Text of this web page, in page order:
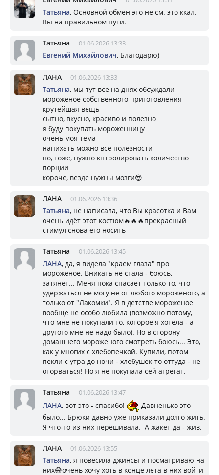
Татьяна, Основной обмен это не см. это ккал.
Вы на правильном пути.
Татьяна 01.06.2026 13:33
Евгений Михайлович, Благодарю)
ЛАНА 01.06.2026 13:33
Татьяна, мы тут все на днях обсуждали
мороженое собственного приготовления
крутейшая вещь
сытно, вкусно, красиво и полезно
я буду покупать мороженницу
очень моя тема
напихать можно все полезности
но, тоже, нужно кнтролировать количество
порции
короче, везде нужны мозги😎
ЛАНА 01.06.2026 13:36
Татьяна, не написала, что Вы красотка и Вам
очень идёт этот костюм🔥🔥🔥прекрасный
стимул снова его носить
Татьяна 01.06.2026 13:45
ЛАНА, да, я видела "краем глаза" про
мороженое. Вникать не стала - боюсь,
затянет... Меня пока спасает только то, что
удержаться не могу не от любого мороженого, а
только от "Лакомки". Я в детстве мороженое
вообще не особо любила (возможно потому,
что мне не покупали то, которое я хотела - а
другого мне не надо было). Но в сторону
домашнего мороженого смотреть боюсь... Это,
как у многих с хлебопечкой. Купили, потом
пекли с утра до ночи - хлебушек-то оттуда - не
оторваться! Но я не покупала сей агрегат.
Татьяна 01.06.2026 13:47
ЛАНА, вот это - спасибо!
Давненько это
было... Брюки давно уже приказали долго жить.
Я что-то из них перешивала. А жакет да - жив.
ЛАНА 01.06.2026 13:55
Татьяна, я повесила джинсы и посматриваю на
них😅очень хочу хоть в конце лета в них войти